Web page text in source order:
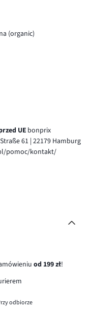
(organic)
UE bonprix
61 | 22179 Hamburg
pomoc/kontakt/
od 199 zł!
odbiorze